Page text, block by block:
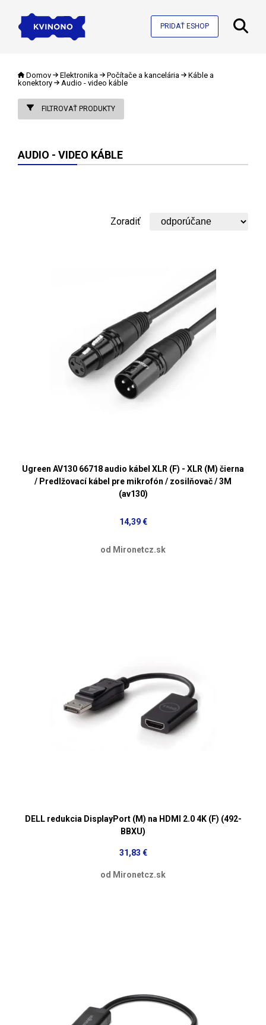
PRIDAŤ ESHOP
Domov Elektronika Počítače a kancelária
Káble a
konektory
Audio - video káble
FILTROVAŤ PRODUKTY
AUDIO - VIDEO KÁBLE
Zoradiť
Ugreen AV130 66718 audio kábel XLR (F) - XLR (M) čierna
/ Predlžovací kábel pre mikrofón / zosilňovač / 3M
(av130)
14,39 €
od Mironetcz.sk
DELL redukcia DisplayPort (M) na HDMI 2.0 4K (F) (492-
BBXU)
31,83 €
od Mironetcz.sk